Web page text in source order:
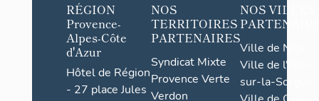
RÉGION
Provence-
Alpes-Côte
d'Azur
Hôtel de Région
- 27 place Jules
NOS
TERRITOIRES
PARTENAIRES
Syndicat Mixte
Provence Verte
Verdon
NOS VILLES
Ville de Nice
Ville de l'Isle-
sur-la-Sorgue